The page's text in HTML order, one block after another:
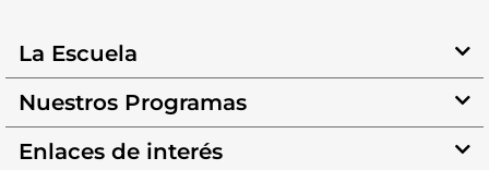
La Escuela
Nuestros Programas
Enlaces de interés